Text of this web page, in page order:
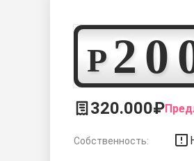
Р2
320.000₽
Собственность: